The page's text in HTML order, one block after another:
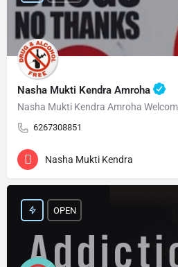
Nasha Mukti Kendra Amroha
6267308851
Nasha Mukti Kendra
OPEN